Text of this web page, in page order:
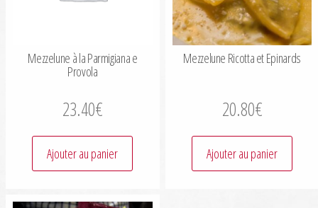
Mezzelune à la Parmigiana e
Provola
23.40€
Ajouter au panier
Mezzelune Ricotta et Epinards
20.80€
Ajouter au panier